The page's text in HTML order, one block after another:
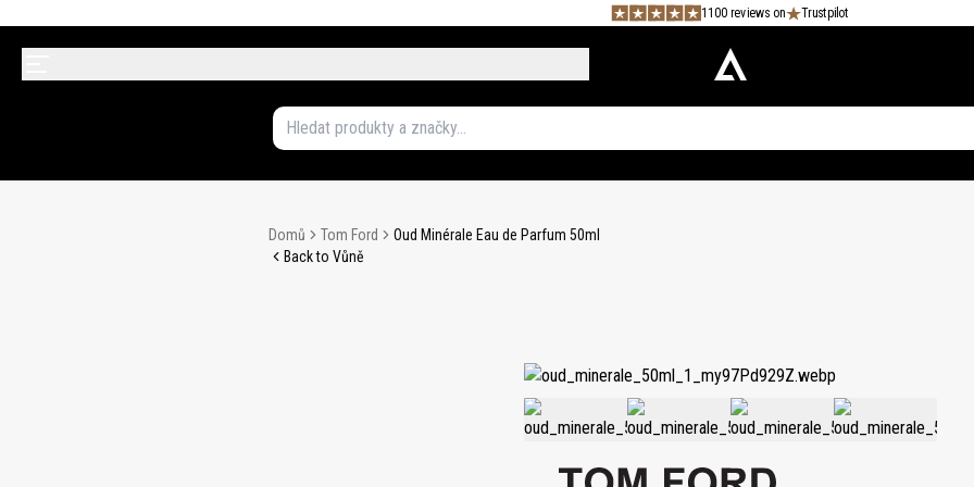
1100 reviews on Trustpilot
Domů Tom Ford
Oud Minérale Eau de Parfum 50ml
Back to Vůně